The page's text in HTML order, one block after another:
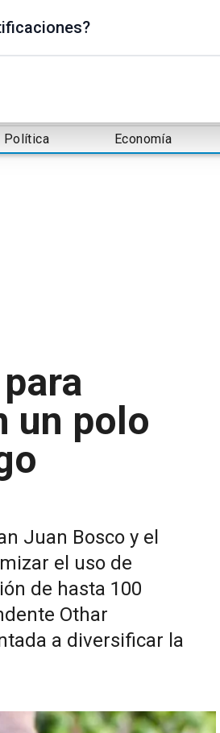
Política Economía
un polo
Juan Bosco y el
el uso de
de hasta 100
Othar
a diversificar la